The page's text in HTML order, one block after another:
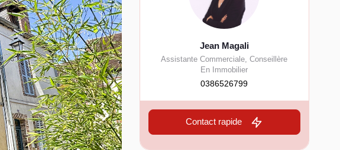
Jean Magali
Assistante Commerciale, Conseillère
En Immobilier
0386526799
Contact rapide